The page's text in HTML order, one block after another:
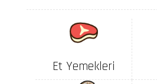
Et Yemekleri